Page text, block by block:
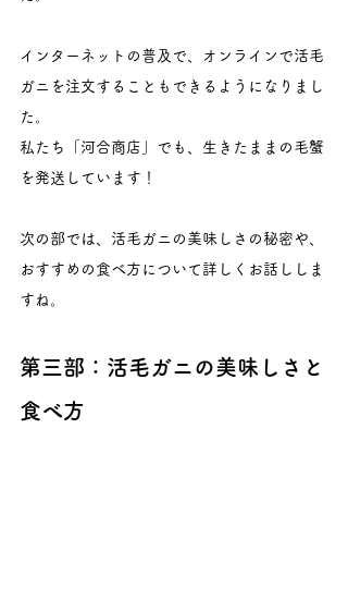
インターネットの普及で、オンラインで活毛
ガニを注文することもできるようになりまし
た。
私たち「河合商店」でも、生きたままの毛蟹
を発送しています！
次の部では、活毛ガニの美味しさの秘密や、
おすすめの食べ方について詳しくお話ししま
すね。
第三部：活毛ガニの美味しさと
食べ方